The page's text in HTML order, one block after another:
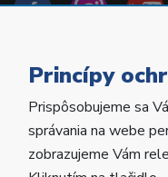
Copyright © 2022
Princípy
Prispôsobujeme sa
správania na webe
zobrazujeme Vám